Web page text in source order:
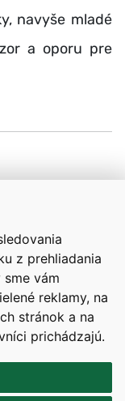
z prehliadania
vám
reklamy, na
stránok a na
prichádzajú.
navyše mladé
a oporu pre
výskumu,